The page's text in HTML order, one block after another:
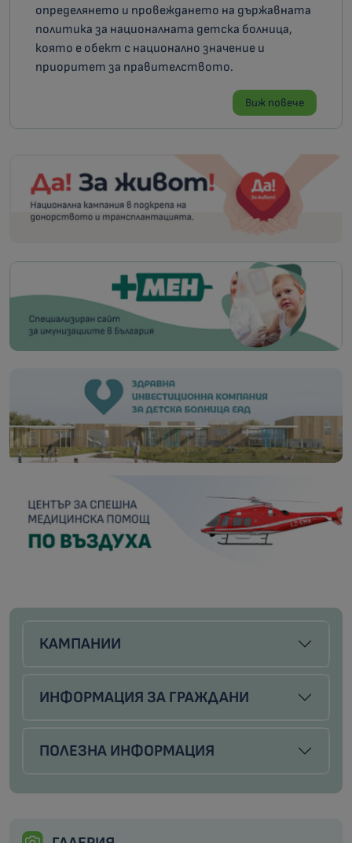
определянето и провеждането на държавната
политика за националната детска болница,
която е обект с национално значение и
приоритет за правителството.
Виж повече
КАМПАНИИ
ИНФОРМАЦИЯ ЗА ГРАЖДАНИ
ПОЛЕЗНА ИНФОРМАЦИЯ